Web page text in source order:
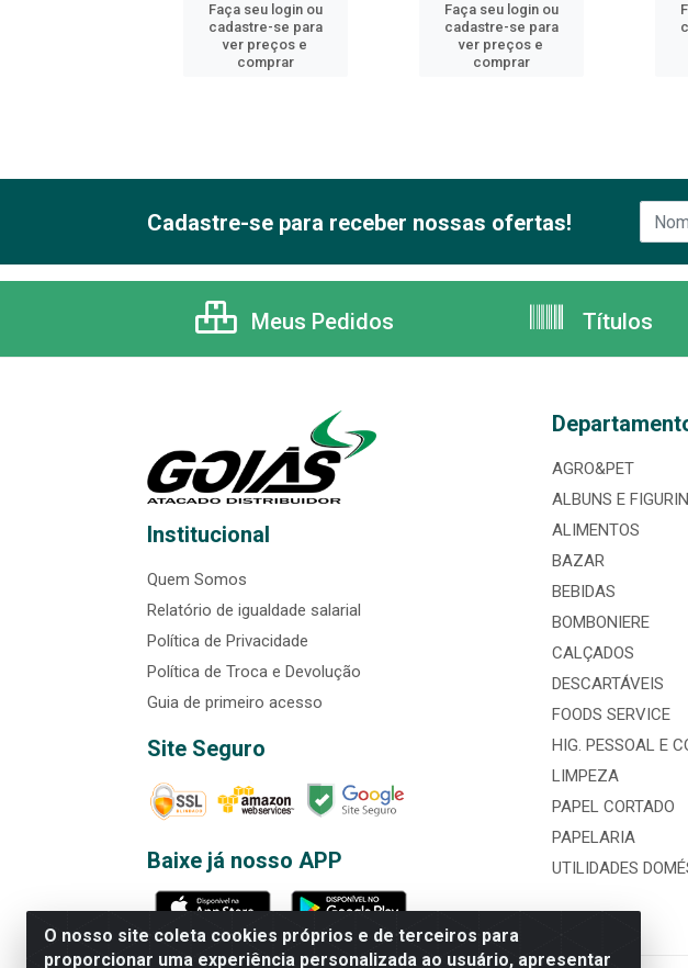
Faça seu login ou
cadastre-se para
ver preços e
comprar
Faça seu login ou
cadastre-se para
ver preços e
comprar
O nosso site coleta cookies próprios e de terceiros para
proporcionar uma experiência personalizada ao usuário, apresentar
Cadastre-se para receber nossas ofertas!
Meus Pedidos Títulos
Institucional
Quem Somos
Relatório de igualdade salarial
Política de Privacidade
Política de Troca e Devolução
Guia de primeiro acesso
Site Seguro
Baixe já nosso APP
AGRO&PET
ALBUNS E
ALIMENTOS
BAZAR
BEBIDAS
BOMBONIERE
CALÇADOS
DESCARTÁVEIS
FOODS SERVICE
HIG. PESSOAL E
LIMPEZA
PAPEL CORTADO
PAPELARIA
UTILIDADES